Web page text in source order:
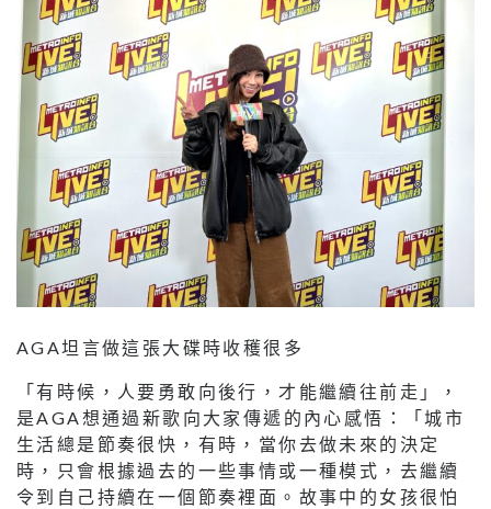
AGA坦言做這張大碟時收穫很多
「有時候，人要勇敢向後行，才能繼續往前走」，
是AGA想通過新歌向大家傳遞的內心感悟：「城市
生活總是節奏很快，有時，當你去做未來的決定
時，只會根據過去的一些事情或一種模式，去繼續
令到自己持續在一個節奏裡面。故事中的女孩很怕